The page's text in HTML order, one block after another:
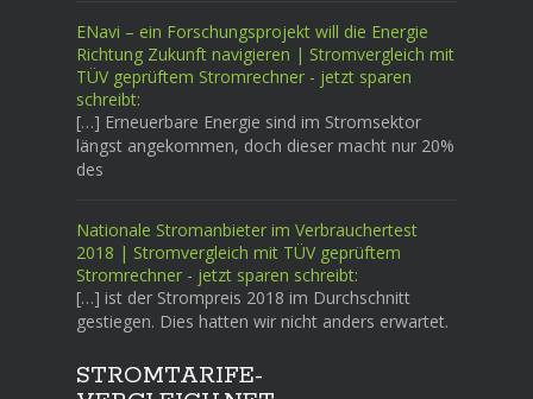
ENavi – ein Forschungsprojekt will die Energie
Richtung Zukunft navigieren | Stromvergleich mit
TÜV geprüftem Stromrechner - jetzt sparen
schreibt:
[…] Erneuerbare Energie sind im Stromsektor
längst angekommen, doch dieser macht nur 20%
des
Nationale Stromanbieter im Verbrauchertest
2018 | Stromvergleich mit TÜV geprüftem
Stromrechner - jetzt sparen schreibt:
[…] ist der Strompreis 2018 im Durchschnitt
gestiegen. Dies hatten wir nicht anders erwartet.
STROMTARIFE-